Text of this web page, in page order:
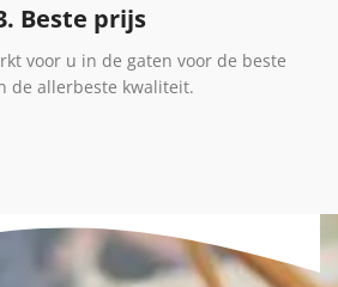
Beste prijs
voor u in de gaten voor de beste
de allerbeste kwaliteit.